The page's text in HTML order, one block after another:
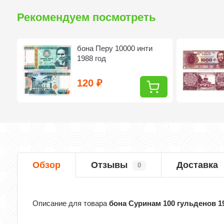
Рекомендуем посмотреть
бона Перу 10000 инти
1988 год
120₽
Обзор Отзывы 0 Доставка
Описание для товарабона Суринам 100 гульденов